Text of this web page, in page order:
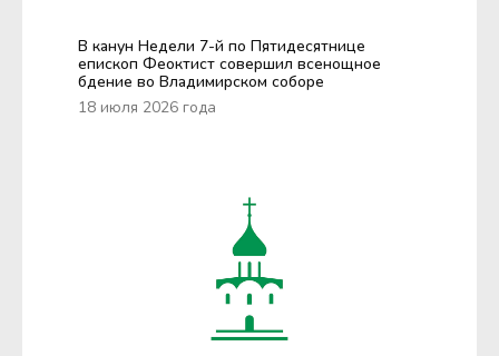
В канун Недели 7-й по Пятидесятнице
епископ Феоктист совершил всенощное
бдение во Владимирском соборе
18 июля 2026 года